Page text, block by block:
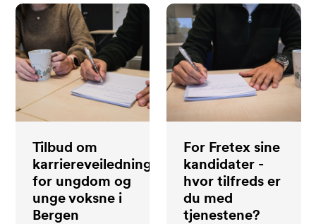
Artikler
Tilbud om
karriereveiledning
for ungdom og
unge voksne i
Bergen
For Fretex sine
kandidater -
hvor tilfreds er
du med
tjenestene?